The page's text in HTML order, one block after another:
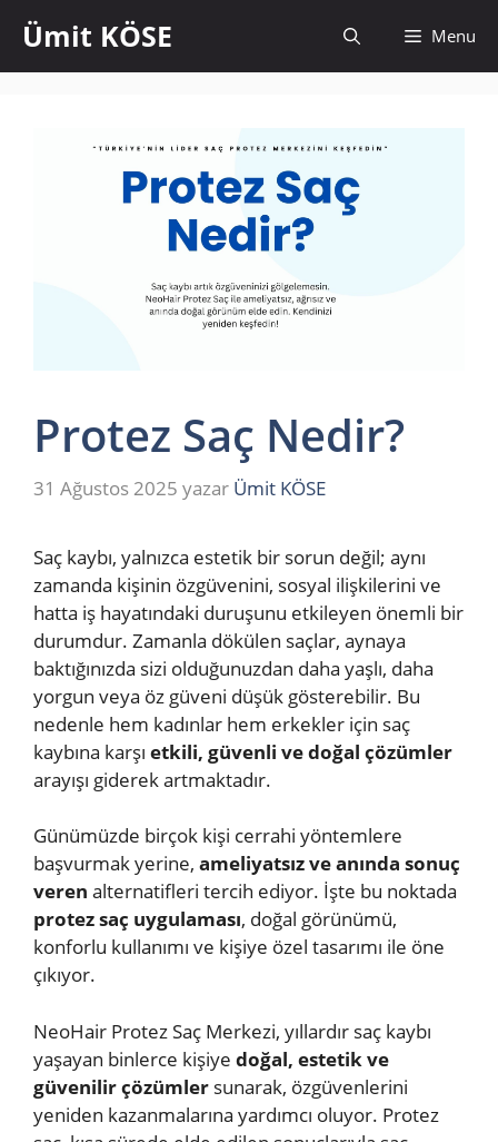
atlaÜmit KÖSE Menu
Protez Saç Nedir?
31 Ağustos 2025 yazar Ümit KÖSE
Saç kaybı, yalnızca estetik bir sorun değil; aynı
zamanda kişinin özgüvenini, sosyal ilişkilerini ve
hatta iş hayatındaki duruşunu etkileyen önemli bir
durumdur. Zamanla dökülen saçlar, aynaya
baktığınızda sizi olduğunuzdan daha yaşlı, daha
yorgun veya öz güveni düşük gösterebilir. Bu
nedenle hem kadınlar hem erkekler için saç
kaybına karşı etkili, güvenli ve doğal çözümler
arayışı giderek artmaktadır.
Günümüzde birçok kişi cerrahi yöntemlere
başvurmak yerine, ameliyatsız ve anında sonuç
veren alternatifleri tercih ediyor. İşte bu noktada
protez saç uygulaması, doğal görünümü,
konforlu kullanımı ve kişiye özel tasarımı ile öne
çıkıyor.
NeoHair Protez Saç Merkezi, yıllardır saç kaybı
yaşayan binlerce kişiye doğal, estetik ve
güvenilir çözümler sunarak, özgüvenlerini
yeniden kazanmalarına yardımcı oluyor. Protez